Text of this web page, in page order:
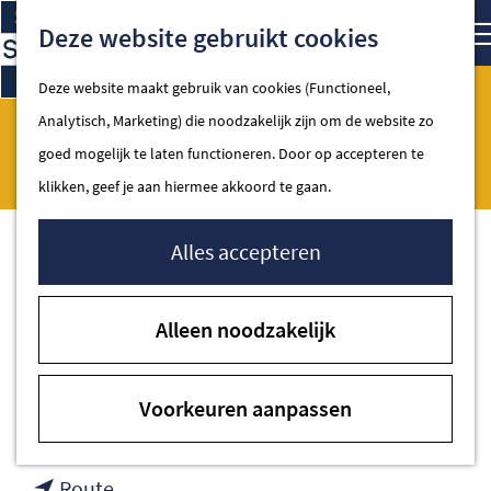
Deze website gebruikt cookies
Deze website maakt gebruik van cookies (Functioneel,
Analytisch, Marketing) die noodzakelijk zijn om de website zo
goed mogelijk te laten functioneren. Door op accepteren te
klikken, geef je aan hiermee akkoord te gaan.
Alles accepteren
Alleen noodzakelijk
Voorkeuren aanpassen
Ga
naar
homepage
Spakenburg
Sjik
Kerkstraat 76a
Plan je routenaar